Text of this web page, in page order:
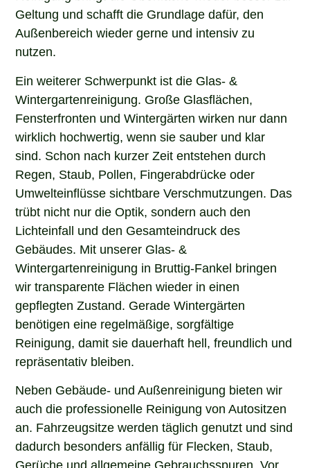
Geltung und schafft die Grundlage dafür, den
Außenbereich wieder gerne und intensiv zu
nutzen.
Ein weiterer Schwerpunkt ist die Glas- &
Wintergartenreinigung. Große Glasflächen,
Fensterfronten und Wintergärten wirken nur dann
wirklich hochwertig, wenn sie sauber und klar
sind. Schon nach kurzer Zeit entstehen durch
Regen, Staub, Pollen, Fingerabdrücke oder
Umwelteinflüsse sichtbare Verschmutzungen. Das
trübt nicht nur die Optik, sondern auch den
Lichteinfall und den Gesamteindruck des
Gebäudes. Mit unserer Glas- &
Wintergartenreinigung in Bruttig-Fankel bringen
wir transparente Flächen wieder in einen
gepflegten Zustand. Gerade Wintergärten
benötigen eine regelmäßige, sorgfältige
Reinigung, damit sie dauerhaft hell, freundlich und
repräsentativ bleiben.
Neben Gebäude- und Außenreinigung bieten wir
auch die professionelle Reinigung von Autositzen
an. Fahrzeugsitze werden täglich genutzt und sind
dadurch besonders anfällig für Flecken, Staub,